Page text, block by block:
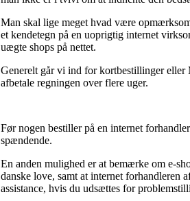
Man skal lige meget hvad være
et kendetegn på en uoprigtig internet
uægte shops på nettet.
Generelt går vi ind for kortbestillinger
afbetale regningen over flere uger.
Før nogen bestiller på en internet
spændende.
En anden mulighed er at bemærke om e-
danske love, samt at internet forhandleren
assistance, hvis du udsættes for